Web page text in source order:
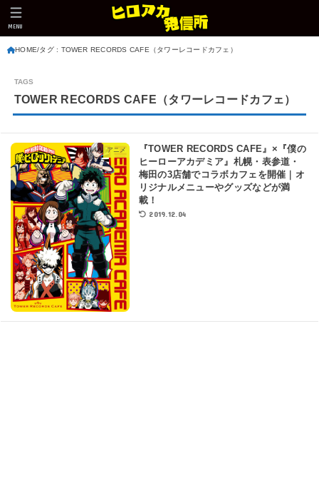
MENU
HOME タグ : TOWER RECORDS CAFE（タワーレコードカフェ）
TOWER RECORDS CAFE（タワーレコードカフェ）
アニメ
『TOWER RECORDS CAFE』×『僕の
ヒーローアカデミア』札幌・表参道・
梅田の3店舗でコラボカフェを開催｜オ
リジナルメニューやグッズなどが満
載！
2019.12.04